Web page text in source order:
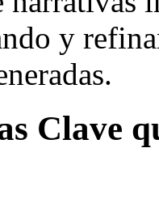
y
Clave